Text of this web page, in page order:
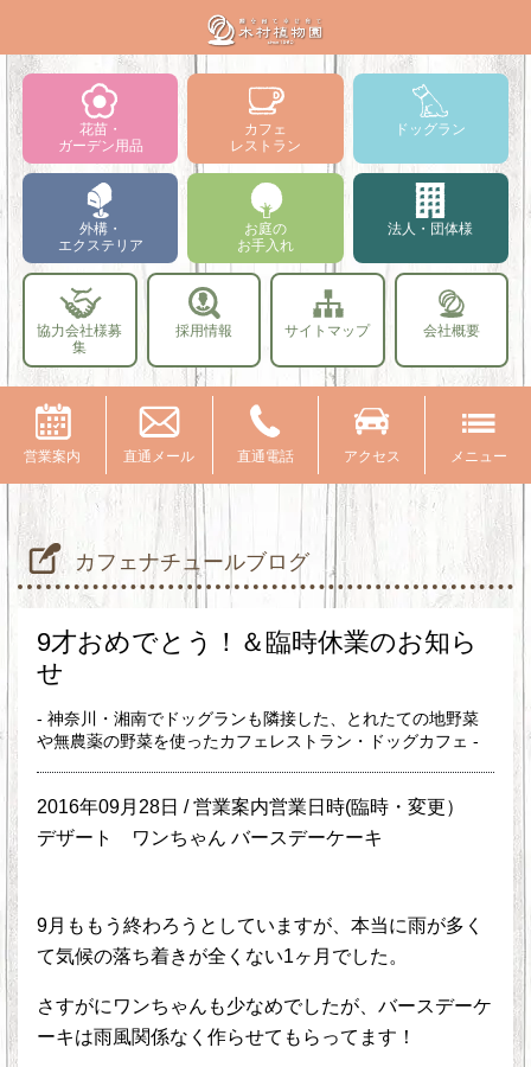
花苗・
ガーデン用品
カフェ
レストラン
ドッグラン
外構・
エクステリア
お庭の
お手入れ
法人・団体様
協力会社様募
集
採用情報 サイトマップ 会社概要
営業案内 直通メール 直通電話 アクセス メニュー
カフェナチュールブログ
9才おめでとう！＆臨時休業のお知ら
せ
- 神奈川・湘南でドッグランも隣接した、とれたての地野菜
や無農薬の野菜を使ったカフェレストラン・ドッグカフェ -
2016年09月28日 /営業案内営業日時(臨時・変更）
デザート
ワンちゃん バースデーケーキ
9月ももう終わろうとしていますが、本当に雨が多く
て気候の落ち着きが全くない1ヶ月でした。
さすがにワンちゃんも少なめでしたが、バースデーケ
ーキは雨風関係なく作らせてもらってます！